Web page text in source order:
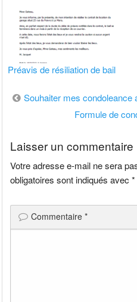
Préavis de résiliation de bail
Navigation
Souhaiter mes condoleance
Formule de
Laisser un commentaire
Votre adresse e-mail ne sera
obligatoires sont indiqués avec*
Commentaire*